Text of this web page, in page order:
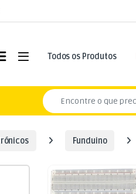
Open Todos os Produtos
Search for:
Funduino